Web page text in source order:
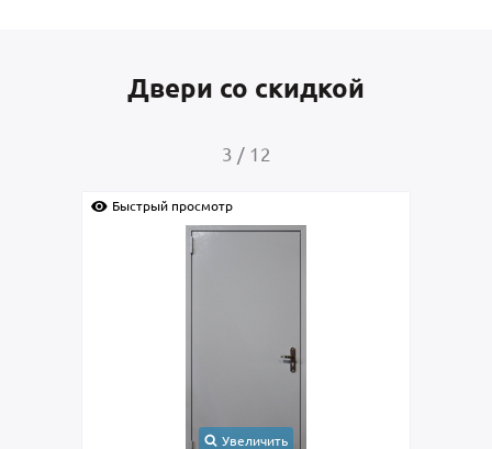
Двери со скидкой
4 / 12
Быстрый просмотр
Увеличить